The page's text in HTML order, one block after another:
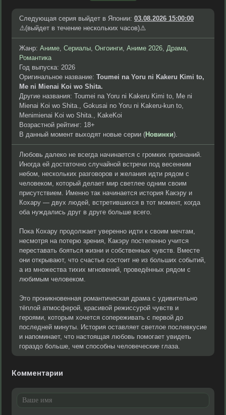
Следующая серия выйдет в Японии: 03.08.2026 15:00:00
⚠️(выйдет в течение нескольких часов)⚠️
Жанр: Аниме, Сериалы, Онгоинги, Аниме 2026, Драма,
Романтика
Год выпуска: 2026
Оригинальное название: Toumei na Yoru ni Kakeru Kimi to,
Me ni Mienai Koi wo Shita.
Другие названия: Toumei na Yoru ni Kakeru Kimi to, Me ni
Mienai Koi wo Shita., Gokusai no Yoru ni Kakeru-kun to,
Menimienai Koi wo Shita., KakeKoi
Возрастной рейтинг: 18+
В данный момент выходят новые серии (Новинки).
Любовь далеко не всегда начинается с громких признаний.
Иногда ей достаточно случайной встречи под весенним
небом, нескольких разговоров и желания идти рядом с
человеком, который делает мир светлее одним своим
присутствием. Именно так начинается история Какэру и
Кохару — двух людей, встретившихся в тот момент, когда
оба нуждались друг в друге больше всего.
Пока Кохару продолжает уверенно идти к своим мечтам,
несмотря на потерю зрения, Какэру постепенно учится
переставать бояться жизни и собственных чувств. Вместе
они открывают, что счастье состоит не из больших событий,
а из множества тихих мгновений, проведённых рядом с
любимым человеком.
Это проникновенная романтическая драма с удивительно
тёплой атмосферой, красивой режиссурой чувств и
героями, которым хочется сопереживать с первой до
последней минуты. История оставляет светлое послевкусие
и напоминает, что настоящая любовь помогает увидеть
гораздо больше, чем способны человеческие глаза.
Комментарии